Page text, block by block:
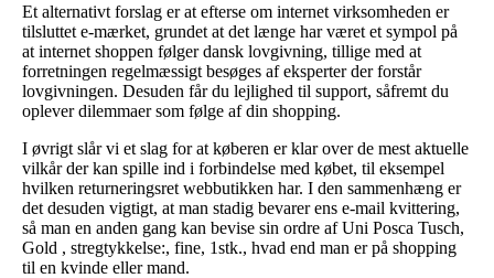
Et alternativt forslag er at efterse om internet virksomheden er
tilsluttet e-mærket, grundet at det længe har været et sympol på
at internet shoppen følger dansk lovgivning, tillige med at
forretningen regelmæssigt besøges af eksperter der forstår
lovgivningen. Desuden får du lejlighed til support, såfremt du
oplever dilemmaer som følge af din shopping.
I øvrigt slår vi et slag for at køberen er klar over de mest aktuelle
vilkår der kan spille ind i forbindelse med købet, til eksempel
hvilken returneringsret webbutikken har. I den sammenhæng er
det desuden vigtigt, at man stadig bevarer ens e-mail kvittering,
så man en anden gang kan bevise sin ordre af Uni Posca Tusch,
Gold , stregtykkelse:, fine, 1stk., hvad end man er på shopping
til en kvinde eller mand.